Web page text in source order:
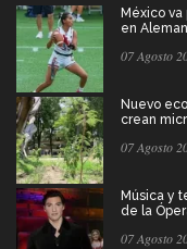
México
en
07 Agosto
Nuevo
crean
07 Agosto
Música y
de la
07 Agosto